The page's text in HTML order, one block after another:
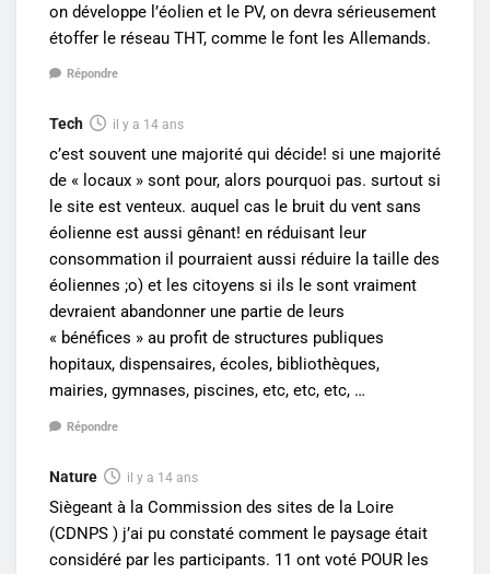
on développe l’éolien et le PV, on devra sérieusement
étoffer le réseau THT, comme le font les Allemands.
Répondre
Tech il y a 14 ans
c’est souvent une majorité qui décide! si une majorité
de « locaux » sont pour, alors pourquoi pas. surtout si
le site est venteux. auquel cas le bruit du vent sans
éolienne est aussi gênant! en réduisant leur
consommation il pourraient aussi réduire la taille des
éoliennes ;o) et les citoyens si ils le sont vraiment
devraient abandonner une partie de leurs
« bénéfices » au profit de structures publiques
hopitaux, dispensaires, écoles, bibliothèques,
mairies, gymnases, piscines, etc, etc, etc, …
Répondre
Nature il y a 14 ans
Siègeant à la Commission des sites de la Loire
(CDNPS ) j’ai pu constaté comment le paysage était
considéré par les participants. 11 ont voté POUR les